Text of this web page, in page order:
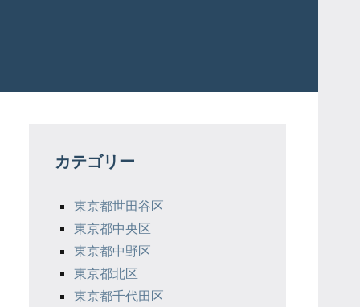
カテゴリー
東京都世田谷区
東京都中央区
東京都中野区
東京都北区
東京都千代田区